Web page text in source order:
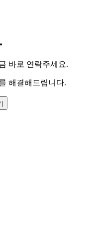
바로 연락주세요.
해결해드립니다.